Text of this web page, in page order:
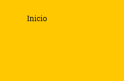
Inicio